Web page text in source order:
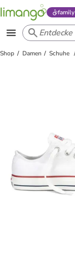
family
Shop Damen Schuhe